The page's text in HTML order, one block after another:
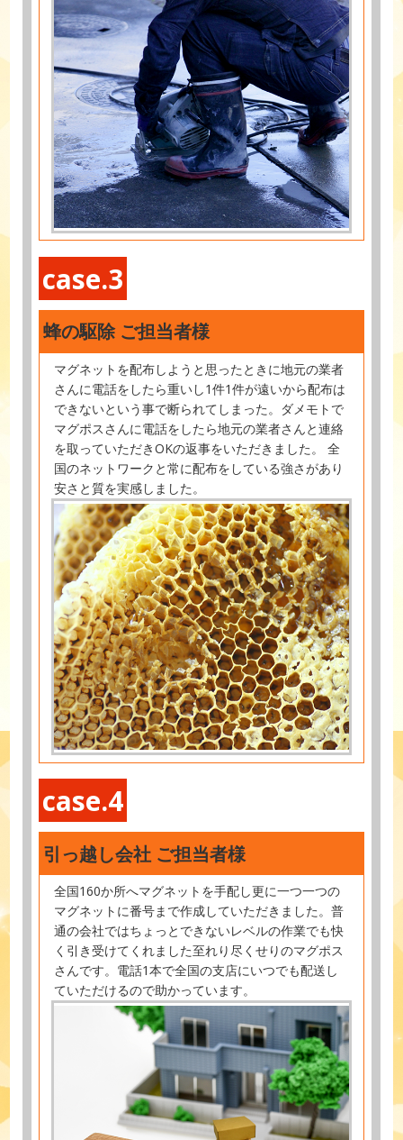
case.3
蜂の駆除 ご担当者様
マグネットを配布しようと思ったときに地元の業者
さんに電話をしたら重いし1件1件が遠いから配布は
できないという事で断られてしまった。ダメモトで
マグポスさんに電話をしたら地元の業者さんと連絡
を取っていただきOKの返事をいただきました。 全
国のネットワークと常に配布をしている強さがあり
安さと質を実感しました。
case.4
引っ越し会社 ご担当者様
全国160か所へマグネットを手配し更に一つ一つの
マグネットに番号まで作成していただきました。普
通の会社ではちょっとできないレベルの作業でも快
く引き受けてくれました至れり尽くせりのマグポス
さんです。電話1本で全国の支店にいつでも配送し
ていただけるので助かっています。